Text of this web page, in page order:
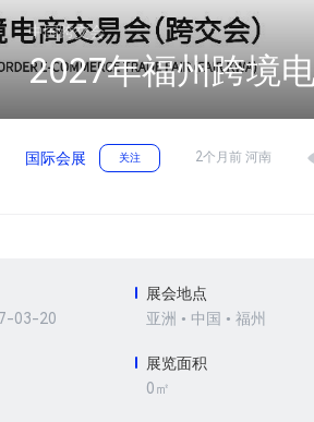
中国跨交会
2027年福州跨境
国际会展 关注 2个月前 河南
03-20
展会地点
亚洲 • 中国 • 福州
展览面积
0㎡